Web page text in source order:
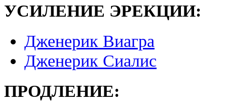
УСИЛЕНИЕ ЭРЕКЦИИ:
Дженерик Виагра
Дженерик Сиалис
ПРОДЛЕНИЕ: